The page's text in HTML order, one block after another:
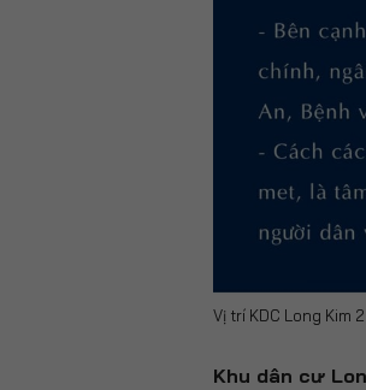
Vị trí KDC Long Kim 2
Khu dân cư